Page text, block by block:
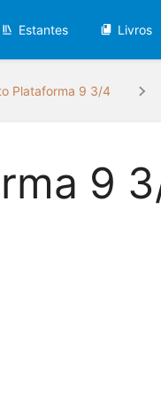
Estantes Livros
Plataforma 9 3/4
9